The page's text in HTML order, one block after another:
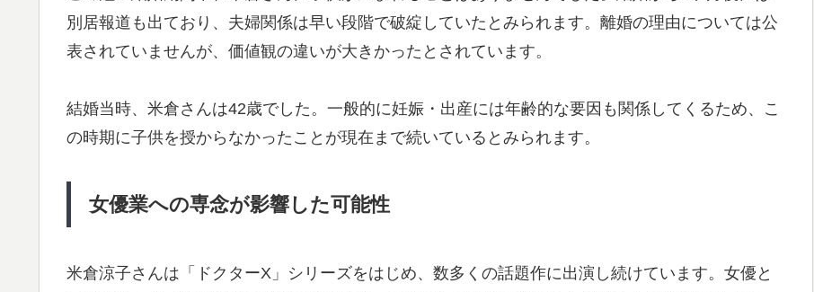
別居報道も出ており、夫婦関係は早い段階で破綻していたとみられます。離婚の理由については公
表されていませんが、価値観の違いが大きかったとされています。
結婚当時、米倉さんは42歳でした。一般的に妊娠・出産には年齢的な要因も関係してくるため、こ
の時期に子供を授からなかったことが現在まで続いているとみられます。
女優業への専念が影響した可能性
米倉涼子さんは「ドクターX」シリーズをはじめ、数多くの話題作に出演し続けています。女優と